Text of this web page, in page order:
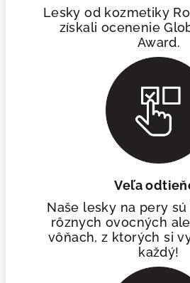
Lesky od kozmetiky
získali ocenenie
Award.
Veľa
Naše lesky na pery
rôznych ovocných
vôňach, z ktorých si
každý!